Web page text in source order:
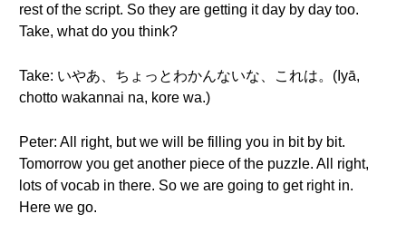
rest of the script. So they are getting it day by day too.
Take, what do you think?
Take: いやあ、ちょっとわかんないな、これは。(Iyā,
chotto wakannai na, kore wa.)
Peter: All right, but we will be filling you in bit by bit.
Tomorrow you get another piece of the puzzle. All right,
lots of vocab in there. So we are going to get right in.
Here we go.